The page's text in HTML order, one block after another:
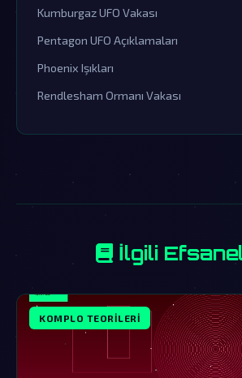
Kumburgaz UFO Vakası
Pentagon UFO Açıklamaları
Phoenix Işıkları
Rendlesham Ormanı Vakası
İlgili
KOMPLO TEORILERI